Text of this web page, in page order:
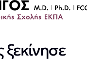
ξεκίνησε